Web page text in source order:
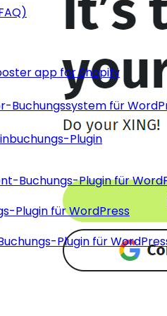
app for Shopify
Buchungssystem für
Plugin
Buchungs-Plugin für
Plugin für WordPress
Plugin für